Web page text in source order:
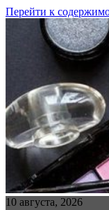
Перейти к
10 августа, 2026